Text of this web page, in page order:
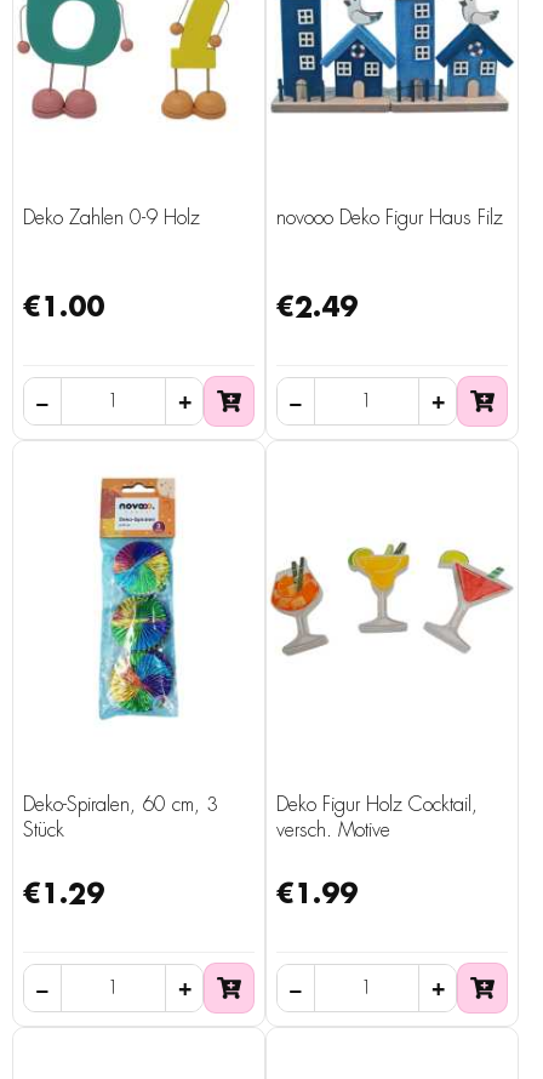
Deko Zahlen 0-9 Holz
€1.00
novooo Deko Figur Haus Filz
€2.49
Deko-Spiralen, 60 cm, 3
Stück
€1.29
Deko Figur Holz Cocktail,
versch. Motive
€1.99